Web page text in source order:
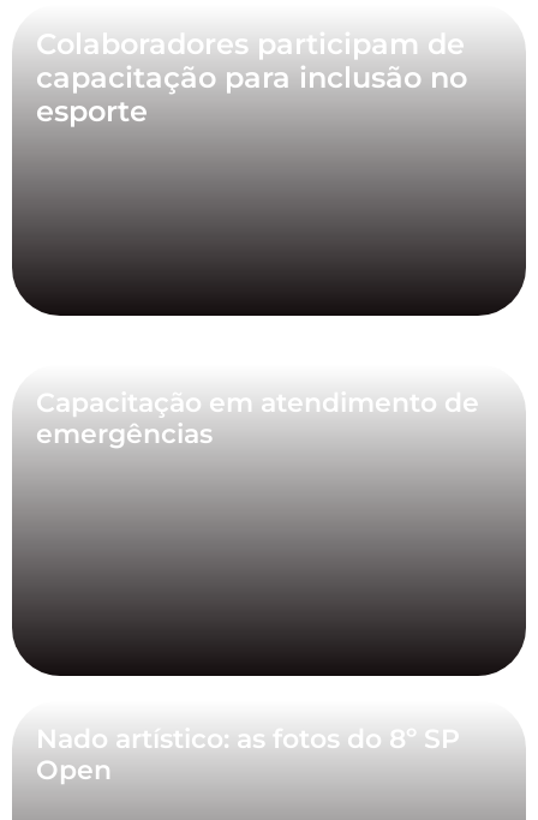
Colaboradores participam de
capacitação para inclusão no
esporte
Capacitação em atendimento de
emergências
Nado artístico: as fotos do 8º SP
Open